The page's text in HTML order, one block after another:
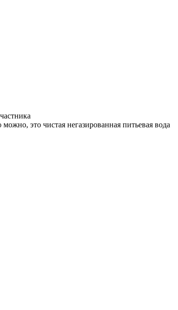
это чистая негазированная питьевая вода